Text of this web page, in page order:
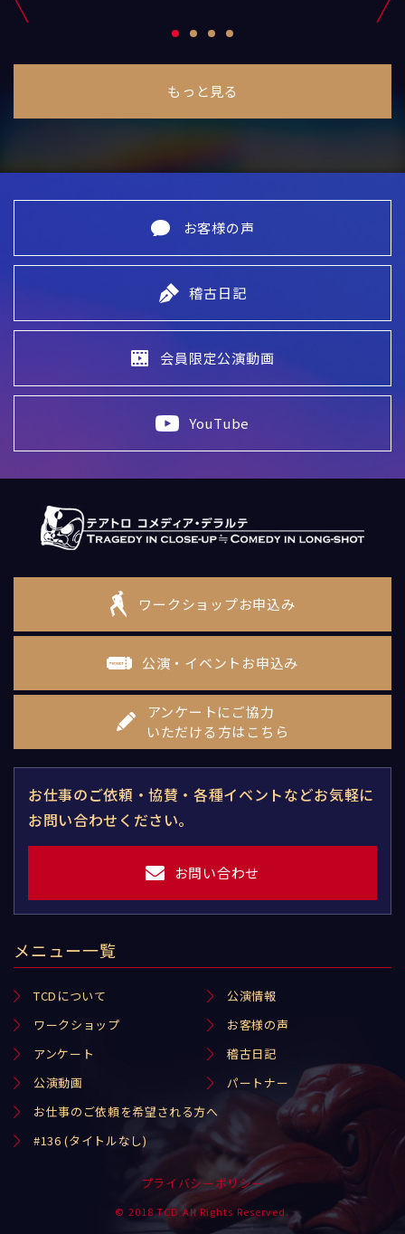
もっと見る
お客様の声
稽古日記
会員限定公演動画
YouTube
ワークショップお申込み
公演・イベントお申込み
アンケートにご協力
いただける方はこちら
お仕事のご依頼・協賛・各種イベントなどお気軽に
お問い合わせください。
お問い合わせ
メニュー一覧
TCDについて
公演情報
ワークショップ
お客様の声
アンケート
稽古日記
公演動画
パートナー
お仕事のご依頼を希望される方へ
#136 (タイトルなし)
プライバシーポリシー
© 2018 TCD All Rights Reserved.